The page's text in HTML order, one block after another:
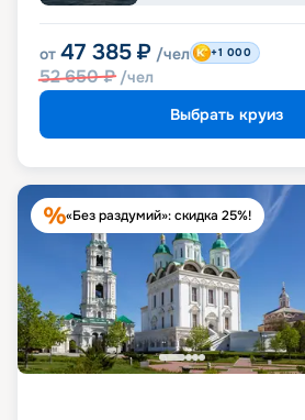
от 47 385 ₽ /чел
52 650₽ /чел
+1 000
Выбрать круиз
«Без раздумий»: скидка 25%!